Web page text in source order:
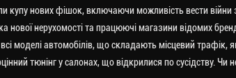
купу нових фішок, включаючи можливість вести
нової нерухомості та працюючі магазини відомих
моделі автомобілів, що складають місцевий трафік,
тюнінг у салонах, що відкрилися по сусідству. Чи